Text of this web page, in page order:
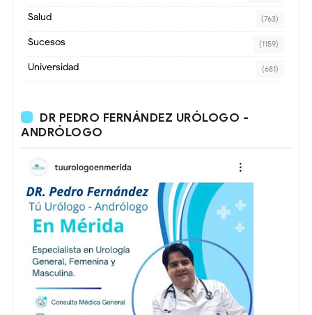
Salud (763)
Sucesos (1159)
Universidad (681)
DR PEDRO FERNÁNDEZ URÓLOGO -
ANDRÓLOGO